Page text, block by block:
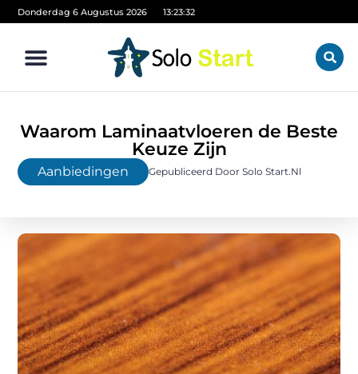
Donderdag 6 Augustus 2026 13:23:34
Waarom Laminaatvloeren de Beste
Keuze Zijn
Aanbiedingen Gepubliceerd Door Solo Start.nl